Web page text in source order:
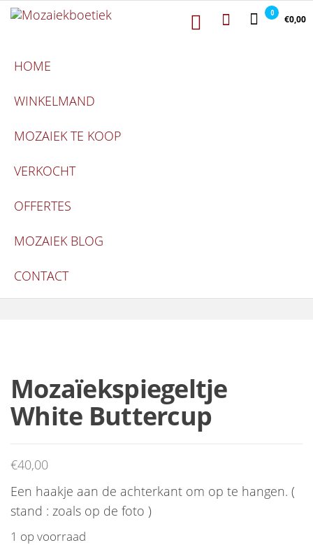
Ga naar de inhoud Mozaiekboetiek0
€0,00
HOME
WINKELMAND
MOZAIEK TE KOOP
VERKOCHT
OFFERTES
MOZAIEK BLOG
CONTACT
Mozaïekspiegeltje
White Buttercup
€40,00
Een haakje aan de achterkant om op te hangen. (
stand : zoals op de foto )
1 op voorraad